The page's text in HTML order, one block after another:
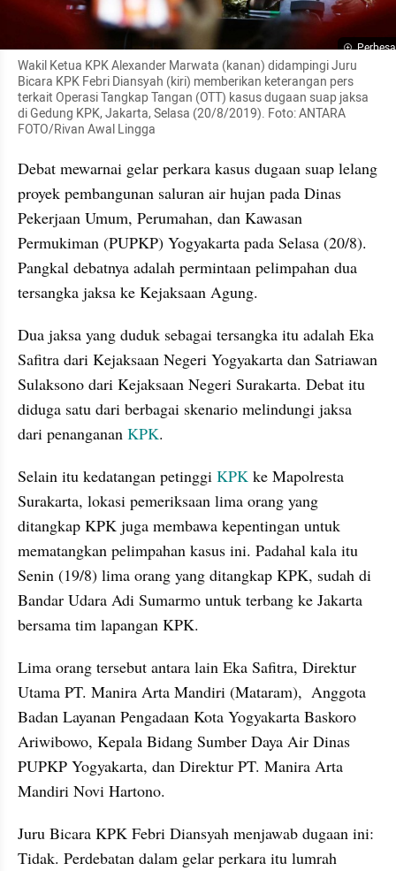
Wakil Ketua KPK Alexander Marwata (kanan) didampingi Juru
Bicara KPK Febri Diansyah (kiri) memberikan keterangan pers
terkait Operasi Tangkap Tangan (OTT) kasus dugaan suap jaksa
di Gedung KPK, Jakarta, Selasa (20/8/2019). Foto: ANTARA
FOTO/Rivan Awal Lingga
Debat mewarnai gelar perkara kasus dugaan suap lelang
proyek pembangunan saluran air hujan pada Dinas
Pekerjaan Umum, Perumahan, dan Kawasan
Permukiman (PUPKP) Yogyakarta pada Selasa (20/8).
Pangkal debatnya adalah permintaan pelimpahan dua
tersangka jaksa ke Kejaksaan Agung.
Dua jaksa yang duduk sebagai tersangka itu adalah Eka
Safitra dari Kejaksaan Negeri Yogyakarta dan Satriawan
Sulaksono dari Kejaksaan Negeri Surakarta. Debat itu
diduga satu dari berbagai skenario melindungi jaksa
dari penanganan KPK.
Selain itu kedatangan petinggi KPK ke Mapolresta
Surakarta, lokasi pemeriksaan lima orang yang
ditangkap KPK juga membawa kepentingan untuk
mematangkan pelimpahan kasus ini. Padahal kala itu
Senin (19/8) lima orang yang ditangkap KPK, sudah di
Bandar Udara Adi Sumarmo untuk terbang ke Jakarta
bersama tim lapangan KPK.
Lima orang tersebut antara lain Eka Safitra, Direktur
Utama PT. Manira Arta Mandiri (Mataram),  Anggota
Badan Layanan Pengadaan Kota Yogyakarta Baskoro
Ariwibowo, Kepala Bidang Sumber Daya Air Dinas
PUPKP Yogyakarta, dan Direktur PT. Manira Arta
Mandiri Novi Hartono.
Juru Bicara KPK Febri Diansyah menjawab dugaan ini:
Tidak. Perdebatan dalam gelar perkara itu lumrah